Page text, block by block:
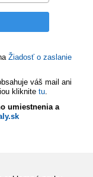
Žiadosť o zaslanie
váš mail ani
kliknite tu.
umiestnenia a